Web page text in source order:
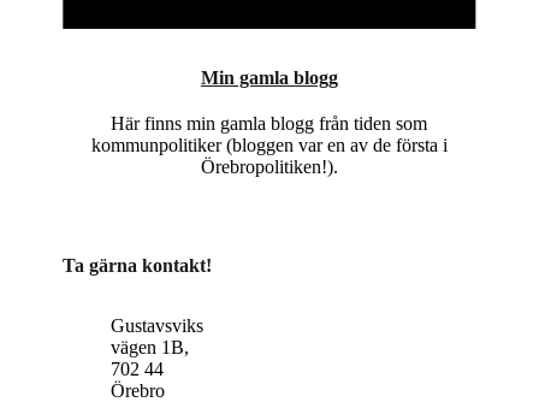
Min gamla blogg
Här finns min gamla blogg från tiden som
kommunpolitiker (bloggen var en av de första i
Örebropolitiken!).
Ta gärna kontakt!
Gustavsviks
vägen 1B,
702 44
Örebro